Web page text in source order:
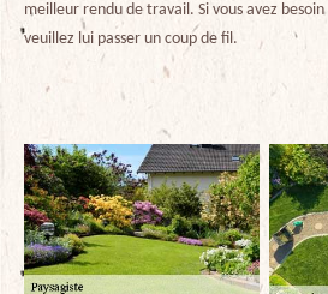
meilleur rendu de travail. Si vous avez
veuillez lui passer un coup de fil.